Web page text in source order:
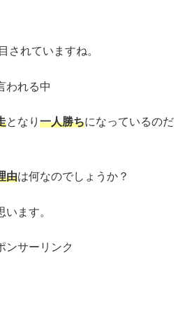
されていますね。
われる中
となり 一人勝ちになっているのだ
由は何なのでしょうか？
ます。
ンサーリンク